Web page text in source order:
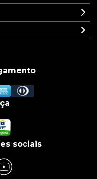
sociais